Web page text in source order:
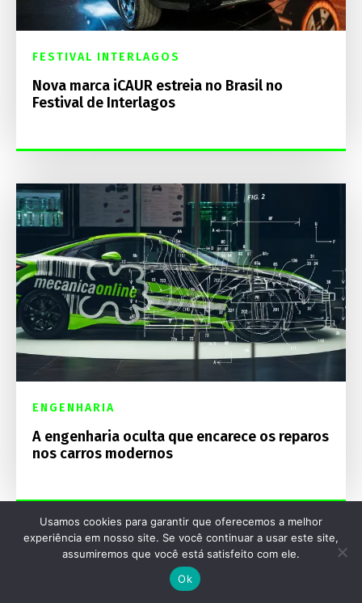
FESTIVAL INTERLAGOS
Nova marca iCAUR estreia no Brasil no
Festival de Interlagos
ENGENHARIA
A engenharia oculta que encarece os reparos
nos carros modernos
Usamos cookies para garantir que oferecemos a melhor
experiência em nosso site. Se você continuar a usar este site,
assumiremos que você está satisfeito com ele.
Ok